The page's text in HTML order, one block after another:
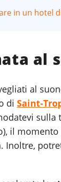
in un hotel
al
al
di Saint-
sulla
il
Inoltre,